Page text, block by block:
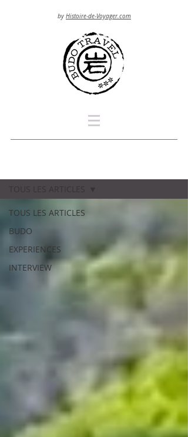
by Histoire-de-Voyager.com
TOUS LES ARTICLES
BUDO
EXPERIENCES
INTERVIEW